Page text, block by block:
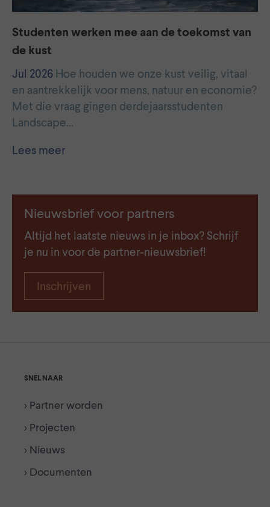
Studenten werken mee aan de toekomst van
de kust
Jul 2026 Hoe houden we onze kust veilig, vitaal
en aantrekkelijk voor mens, natuur en economie?
Met die vraag gingen derdejaarsstudenten
Landscape…
Lees meer
Nieuwsbrief voor partners
Altijd het laatste nieuws in je inbox? Schrijf
je nu in voor de partner-nieuwsbrief!
Inschrijven
SNEL NAAR
> Partner worden
> Projecten
> Nieuws
> Documenten